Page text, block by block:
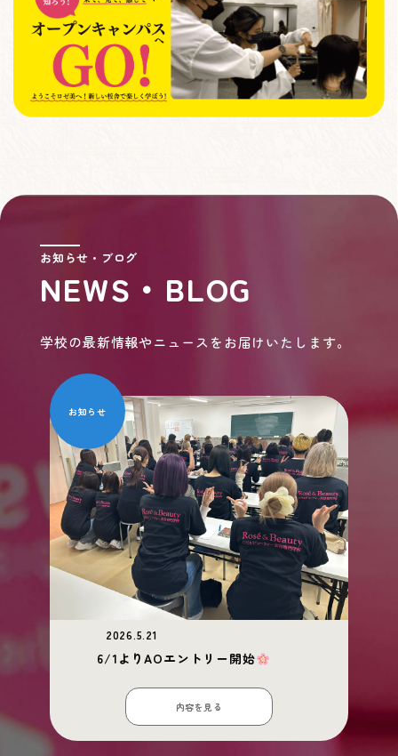
お知らせ・ブログ
NEWS・BLOG
学校の最新情報やニュースをお届けいたします。
お知らせ
2026.5.21
6/1よりAOエントリー開始
内容を見る